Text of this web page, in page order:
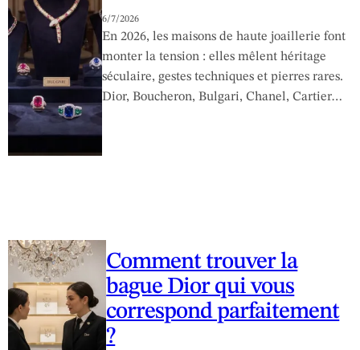
6/7/2026
En 2026, les maisons de haute joaillerie font
monter la tension : elles mêlent héritage
séculaire, gestes techniques et pierres rares.
Dior, Boucheron, Bulgari, Chanel, Cartier…
Comment trouver la
bague Dior qui vous
correspond parfaitement
?